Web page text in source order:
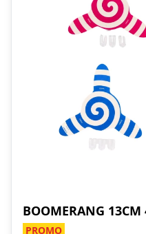
BOOMERANG 13CM
PROMO